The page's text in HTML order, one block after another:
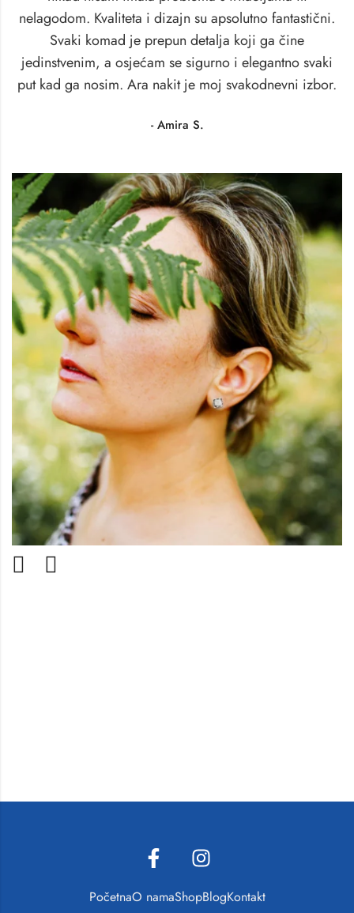
nelagodom. Kvaliteta i dizajn su apsolutno fantastični.
Svaki komad je prepun detalja koji ga čine
jedinstvenim, a osjećam se sigurno i elegantno svaki
put kad ga nosim. Ara nakit je moj svakodnevni izbor.
- Amira S.
PočetnaO namaShopBlogKontakt